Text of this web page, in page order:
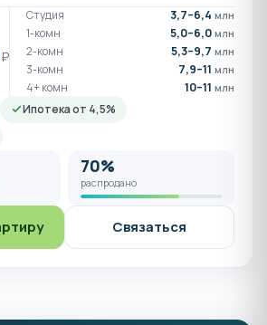
₽
Студия 3,7–6,4 млн
1-комн 5,0–6,0 млн
2-комн 5,3–9,7 млн
3-комн 7,9–11 млн
4+ комн 10–11 млн
Ипотека от 4,5%
70%
распродано
Связаться